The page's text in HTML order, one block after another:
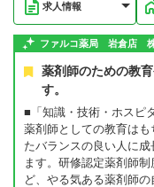
求人情報
ファルコ薬局 岩倉店
薬剤師のための教
す。
■「知識・技術・ホスピ
薬剤師としての教育は
たバランスの良い人に
ます。研修認定薬剤師
ど、やる気ある薬剤師